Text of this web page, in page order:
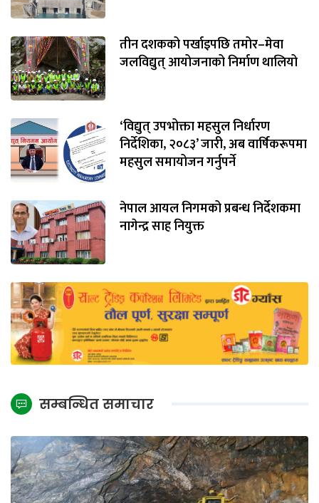
तीन दशकको पर्खाइपछि तमोर–मेवा
जलविद्युत् आयोजनाको निर्माण थालियो
‘विद्युत् उपभोक्ता महसुल निर्धारण
निर्देशिका, २०८३’ जारी, अब वार्षिकरूपमा
महसुल समायोजन गर्नुपर्ने
नेपाल आयल निगमको प्रबन्ध निर्देशकमा
नागेन्द्र साह नियुक्त
सम्बन्धित समाचार